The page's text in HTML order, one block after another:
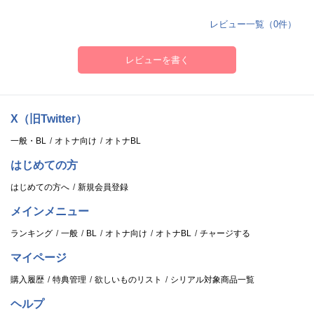
レビュー一覧（0件）
レビューを書く
X（旧Twitter）
一般・BL オトナ向け オトナBL
はじめての方
はじめての方へ 新規会員登録
メインメニュー
ランキング 一般 BL オトナ向け オトナBL チャージする
マイページ
購入履歴 特典管理 欲しいものリスト シリアル対象商品一覧
ヘルプ